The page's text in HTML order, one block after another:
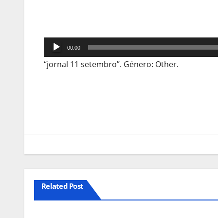
Reprodutor
de
00:00
“jornal 11 setembro”. Género: Other.
Related Post